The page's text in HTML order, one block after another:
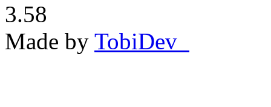
3.58
Made by TobiDev_